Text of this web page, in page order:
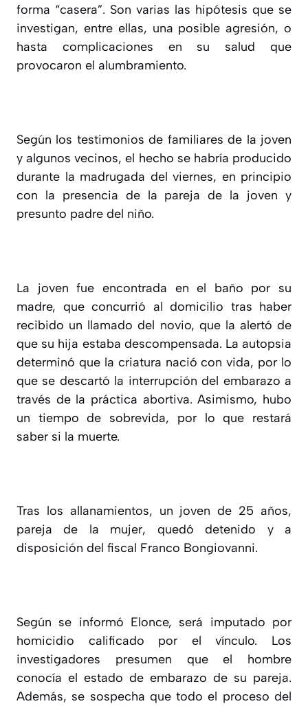
forma “casera”. Son varias las hipótesis que se
investigan, entre ellas, una posible agresión, o
hasta complicaciones en su salud que
provocaron el alumbramiento.
Según los testimonios de familiares de la joven
y algunos vecinos, el hecho se habría producido
durante la madrugada del viernes, en principio
con la presencia de la pareja de la joven y
presunto padre del niño.
La joven fue encontrada en el baño por su
madre, que concurrió al domicilio tras haber
recibido un llamado del novio, que la alertó de
que su hija estaba descompensada. La autopsia
determinó que la criatura nació con vida, por lo
que se descartó la interrupción del embarazo a
través de la práctica abortiva. Asimismo, hubo
un tiempo de sobrevida, por lo que restará
saber si la muerte.
Tras los allanamientos, un joven de 25 años,
pareja de la mujer, quedó detenido y a
disposición del fiscal Franco Bongiovanni.
Según se informó Elonce, será imputado por
homicidio calificado por el vínculo. Los
investigadores presumen que el hombre
conocía el estado de embarazo de su pareja.
Además, se sospecha que todo el proceso del